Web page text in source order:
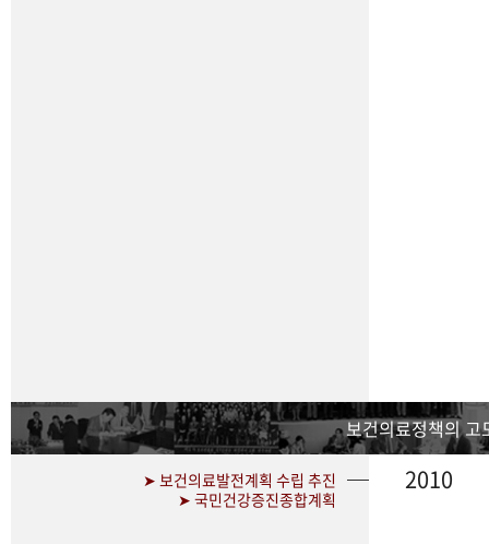
보건의료정책의 고
➤ 보건의료발전계획 수립 추진
➤ 국민건강증진종합계획
2010